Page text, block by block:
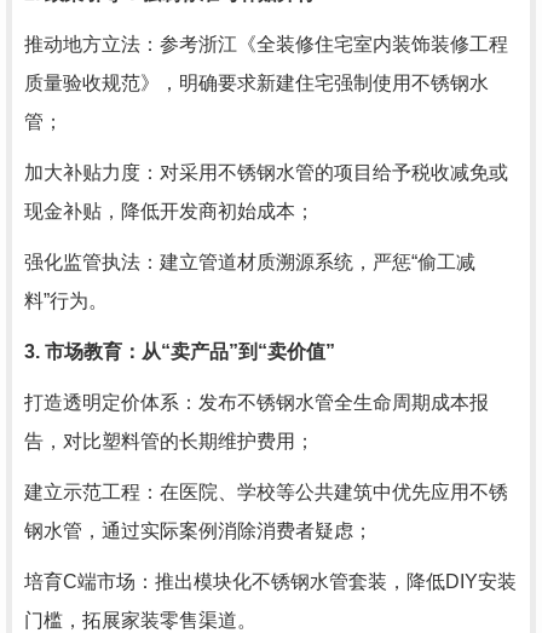
推动地方立法：参考浙江《全装修住宅室内装饰装修工程
质量验收规范》，明确要求新建住宅强制使用不锈钢水
管；
加大补贴力度：对采用不锈钢水管的项目给予税收减免或
现金补贴，降低开发商初始成本；
强化监管执法：建立管道材质溯源系统，严惩“偷工减
料”行为。
3. 市场教育：从“卖产品”到“卖价值”
打造透明定价体系：发布不锈钢水管全生命周期成本报
告，对比塑料管的长期维护费用；
建立示范工程：在医院、学校等公共建筑中优先应用不锈
钢水管，通过实际案例消除消费者疑虑；
培育C端市场：推出模块化不锈钢水管套装，降低DIY安装
门槛，拓展家装零售渠道。